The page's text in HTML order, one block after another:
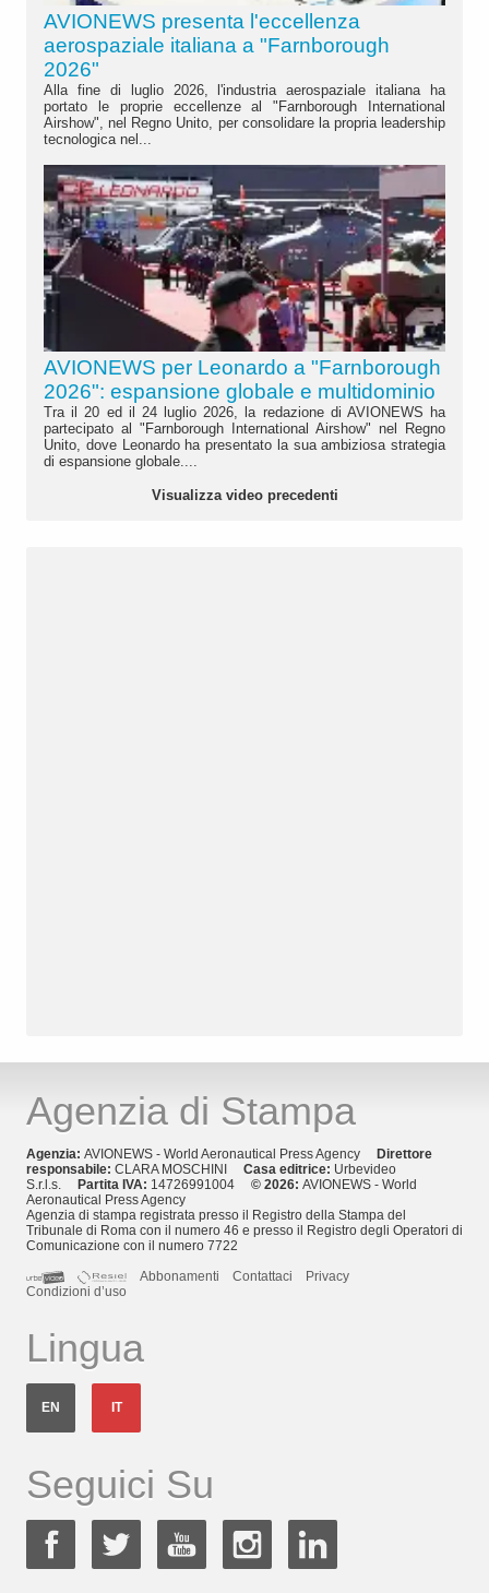
AVIONEWS presenta l'eccellenza
aerospaziale italiana a "Farnborough
2026"
Alla fine di luglio 2026, l'industria aerospaziale italiana ha
portato le proprie eccellenze al "Farnborough International
Airshow", nel Regno Unito, per consolidare la propria leadership
tecnologica nel...
AVIONEWS per Leonardo a "Farnborough
2026": espansione globale e multidominio
Tra il 20 ed il 24 luglio 2026, la redazione di AVIONEWS ha
partecipato al "Farnborough International Airshow" nel Regno
Unito, dove Leonardo ha presentato la sua ambiziosa strategia
di espansione globale....
Visualizza video precedenti
Agenzia di Stampa
Agenzia: AVIONEWS - World Aeronautical Press Agency
Direttore
responsabile: CLARA MOSCHINI Casa editrice: Urbevideo
S.r.l.s.
Partita IVA: 14726991004 © 2026: AVIONEWS - World
Aeronautical Press Agency
Agenzia di stampa registrata presso il Registro della Stampa del
Tribunale di Roma con il numero 46 e presso il Registro degli Operatori di
Comunicazione con il numero 7722
Abbonamenti
Contattaci
Privacy
Condizioni d’uso
Lingua
EN IT
Seguici Su